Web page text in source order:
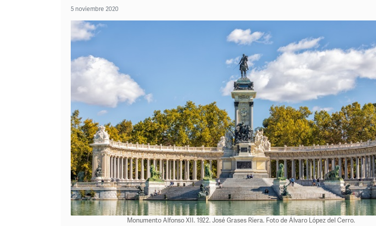
5 noviembre 2020
Monumento Alfonso XII. 1922. José Grases Riera. Foto de Álvaro López del Cerro.